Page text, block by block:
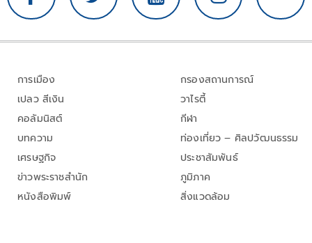
การเมือง
เปลว สีเงิน
คอลัมนิสต์
บทความ
เศรษฐกิจ
ข่าวพระราชสำนัก
หนังสือพิมพ์
กรองสถานการณ์
วาไรตี้
กีฬา
ท่องเที่ยว – ศิลปวัฒนธรรม
ประชาสัมพันธ์
ภูมิภาค
สิ่งแวดล้อม